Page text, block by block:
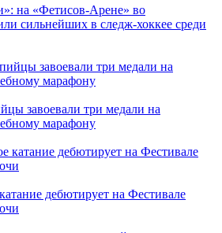
на «Фетисов-Арене» во
сильнейших в следж-хоккее среди
завоевали три медали на
марафону
дебютирует на Фестивале